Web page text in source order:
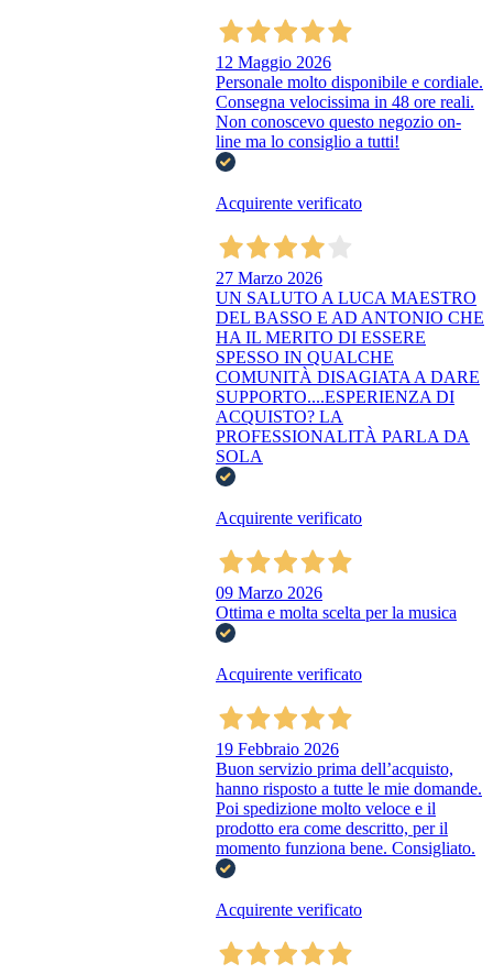
12 Maggio 2026
Personale molto disponibile e cordiale.
Consegna velocissima in 48 ore reali.
Non conoscevo questo negozio on-
line ma lo consiglio a tutti!
Acquirente verificato
27 Marzo 2026
UN SALUTO A LUCA MAESTRO
DEL BASSO E AD ANTONIO CHE
HA IL MERITO DI ESSERE
SPESSO IN QUALCHE
COMUNITÀ DISAGIATA A DARE
SUPPORTO....ESPERIENZA DI
ACQUISTO? LA
PROFESSIONALITÀ PARLA DA
SOLA
Acquirente verificato
09 Marzo 2026
Ottima e molta scelta per la musica
Acquirente verificato
19 Febbraio 2026
Buon servizio prima dell’acquisto,
hanno risposto a tutte le mie domande.
Poi spedizione molto veloce e il
prodotto era come descritto, per il
momento funziona bene. Consigliato.
Acquirente verificato